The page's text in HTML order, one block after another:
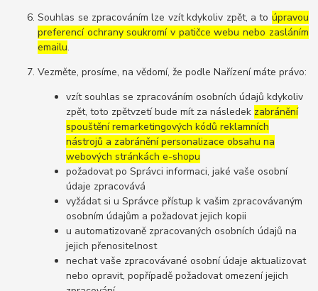
Souhlas se zpracováním lze vzít kdykoliv zpět, a to úpravou
preferencí ochrany soukromí v patičce webu nebo zasláním
emailu.
Vezměte, prosíme, na vědomí, že podle Nařízení máte právo:
vzít souhlas se zpracováním osobních údajů kdykoliv
zpět, toto zpětvzetí bude mít za následek zabránění
spouštění remarketingových kódů reklamních
nástrojů a zabránění personalizace obsahu na
webových stránkách e-shopu
požadovat po Správci informaci, jaké vaše osobní
údaje zpracovává
vyžádat si u Správce přístup k vašim zpracovávaným
osobním údajům a požadovat jejich kopii
u automatizovaně zpracovaných osobních údajů na
jejich přenositelnost
nechat vaše zpracovávané osobní údaje aktualizovat
nebo opravit, popřípadě požadovat omezení jejich